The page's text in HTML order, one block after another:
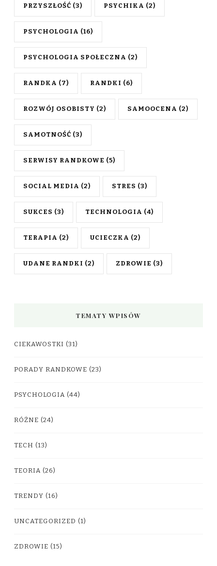
PRZYSZŁOŚĆ (3) PSYCHIKA (2)
PSYCHOLOGIA (16)
PSYCHOLOGIA SPOŁECZNA (2)
RANDKA (7) RANDKI (6)
ROZWÓJ OSOBISTY (2) SAMOOCENA (2)
SAMOTNOŚĆ (3)
SERWISY RANDKOWE (5)
SOCIAL MEDIA (2) STRES (3)
SUKCES (3) TECHNOLOGIA (4)
TERAPIA (2) UCIECZKA (2)
UDANE RANDKI (2) ZDROWIE (3)
TEMATY WPISÓW
CIEKAWOSTKI (31)
PORADY RANDKOWE (23)
PSYCHOLOGIA (44)
RÓŻNE (24)
TECH (13)
TEORIA (26)
TRENDY (16)
UNCATEGORIZED (1)
ZDROWIE (15)